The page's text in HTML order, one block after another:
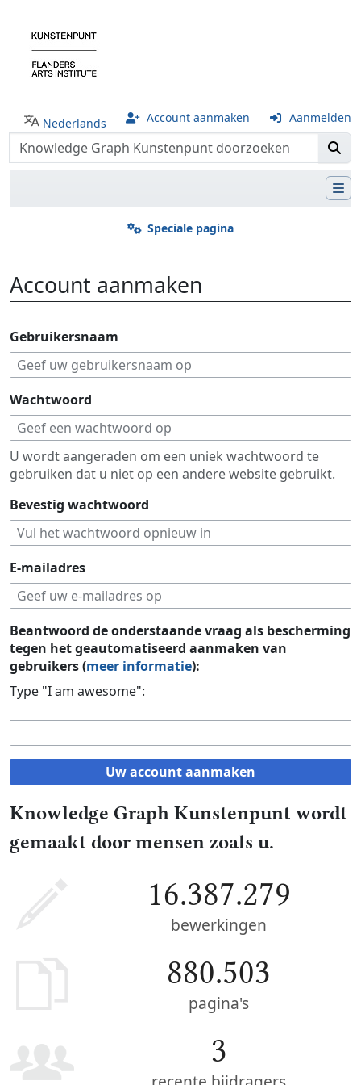
Nederlands Account aanmaken Aanmelden
Speciale pagina
Account aanmaken
Gebruikersnaam
Wachtwoord
U wordt aangeraden om een uniek wachtwoord te
gebruiken dat u niet op een andere website gebruikt.
Bevestig wachtwoord
E-mailadres
Beantwoord de onderstaande vraag als bescherming
tegen het geautomatiseerd aanmaken van
gebruikers (meer informatie):
Type "I am awesome":
Uw account aanmaken
Knowledge Graph Kunstenpunt wordt
gemaakt door mensen zoals u.
16.387.279
bewerkingen
880.503
pagina's
3